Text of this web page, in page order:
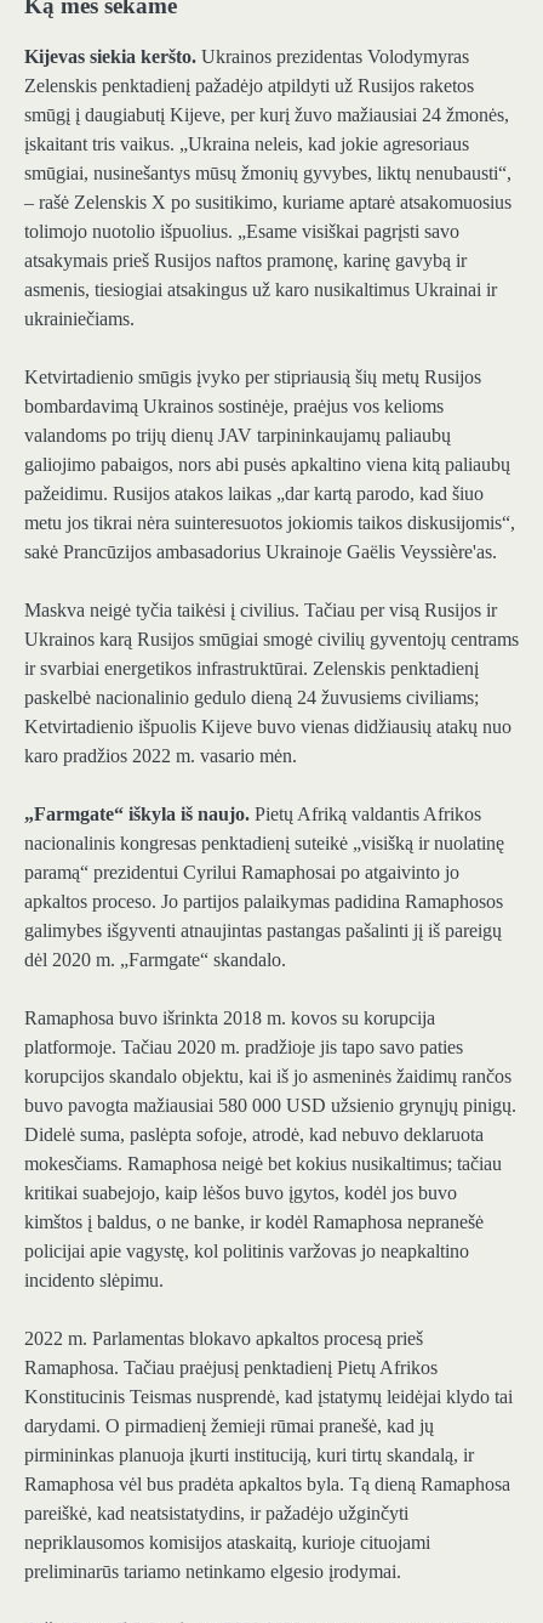
Kijevas siekia keršto. Ukrainos prezidentas Volodymyras
Zelenskis penktadienį pažadėjo atpildyti už Rusijos raketos
smūgį į daugiabutį Kijeve, per kurį žuvo mažiausiai 24 žmonės,
įskaitant tris vaikus. „Ukraina neleis, kad jokie agresoriaus
smūgiai, nusinešantys mūsų žmonių gyvybes, liktų nenubausti“,
– rašė Zelenskis X po susitikimo, kuriame aptarė atsakomuosius
tolimojo nuotolio išpuolius. „Esame visiškai pagrįsti savo
atsakymais prieš Rusijos naftos pramonę, karinę gavybą ir
asmenis, tiesiogiai atsakingus už karo nusikaltimus Ukrainai ir
ukrainiečiams.
Ketvirtadienio smūgis įvyko per stipriausią šių metų Rusijos
bombardavimą Ukrainos sostinėje, praėjus vos kelioms
valandoms po trijų dienų JAV tarpininkaujamų paliaubų
galiojimo pabaigos, nors abi pusės apkaltino viena kitą paliaubų
pažeidimu. Rusijos atakos laikas „dar kartą parodo, kad šiuo
metu jos tikrai nėra suinteresuotos jokiomis taikos diskusijomis“,
sakė Prancūzijos ambasadorius Ukrainoje Gaëlis Veyssière'as.
Maskva neigė tyčia taikėsi į civilius. Tačiau per visą Rusijos ir
Ukrainos karą Rusijos smūgiai smogė civilių gyventojų centrams
ir svarbiai energetikos infrastruktūrai. Zelenskis penktadienį
paskelbė nacionalinio gedulo dieną 24 žuvusiems civiliams;
Ketvirtadienio išpuolis Kijeve buvo vienas didžiausių atakų nuo
karo pradžios 2022 m. vasario mėn.
„Farmgate“ iškyla iš naujo. Pietų Afriką valdantis Afrikos
nacionalinis kongresas penktadienį suteikė „visišką ir nuolatinę
paramą“ prezidentui Cyrilui Ramaphosai po atgaivinto jo
apkaltos proceso. Jo partijos palaikymas padidina Ramaphosos
galimybes išgyventi atnaujintas pastangas pašalinti jį iš pareigų
dėl 2020 m. „Farmgate“ skandalo.
Ramaphosa buvo išrinkta 2018 m. kovos su korupcija
platformoje. Tačiau 2020 m. pradžioje jis tapo savo paties
korupcijos skandalo objektu, kai iš jo asmeninės žaidimų rančos
buvo pavogta mažiausiai 580 000 USD užsienio grynųjų pinigų.
Didelė suma, paslėpta sofoje, atrodė, kad nebuvo deklaruota
mokesčiams. Ramaphosa neigė bet kokius nusikaltimus; tačiau
kritikai suabejojo, kaip lėšos buvo įgytos, kodėl jos buvo
kimštos į baldus, o ne banke, ir kodėl Ramaphosa nepranešė
policijai apie vagystę, kol politinis varžovas jo neapkaltino
incidento slėpimu.
2022 m. Parlamentas blokavo apkaltos procesą prieš
Ramaphosa. Tačiau praėjusį penktadienį Pietų Afrikos
Konstitucinis Teismas nusprendė, kad įstatymų leidėjai klydo tai
darydami. O pirmadienį žemieji rūmai pranešė, kad jų
pirmininkas planuoja įkurti instituciją, kuri tirtų skandalą, ir
Ramaphosa vėl bus pradėta apkaltos byla. Tą dieną Ramaphosa
pareiškė, kad neatsistatydins, ir pažadėjo užginčyti
nepriklausomos komisijos ataskaitą, kurioje cituojami
preliminarūs tariamo netinkamo elgesio įrodymai.